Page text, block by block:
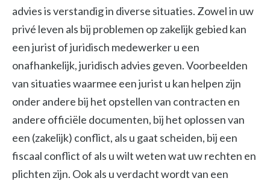
advies is verstandig in diverse situaties. Zowel in uw
privé leven als bij problemen op zakelijk gebied kan
een jurist of juridisch medewerker u een
onafhankelijk, juridisch advies geven. Voorbeelden
van situaties waarmee een jurist u kan helpen zijn
onder andere bij het opstellen van contracten en
andere officiële documenten, bij het oplossen van
een (zakelijk) conflict, als u gaat scheiden, bij een
fiscaal conflict of als u wilt weten wat uw rechten en
plichten zijn. Ook als u verdacht wordt van een